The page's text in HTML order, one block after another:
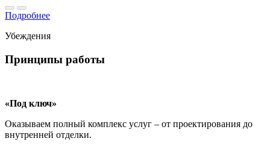
Подробнее
Убеждения
Принципы работы
«Под ключ»
Оказываем полный комплекс услуг – от проектирования до
внутренней отделки.